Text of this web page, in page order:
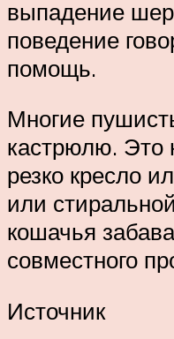
выпадение
поведение
помощь.
Многие
кастрюлю. Это
резко кресло
или
кошачья
совместного
Источник